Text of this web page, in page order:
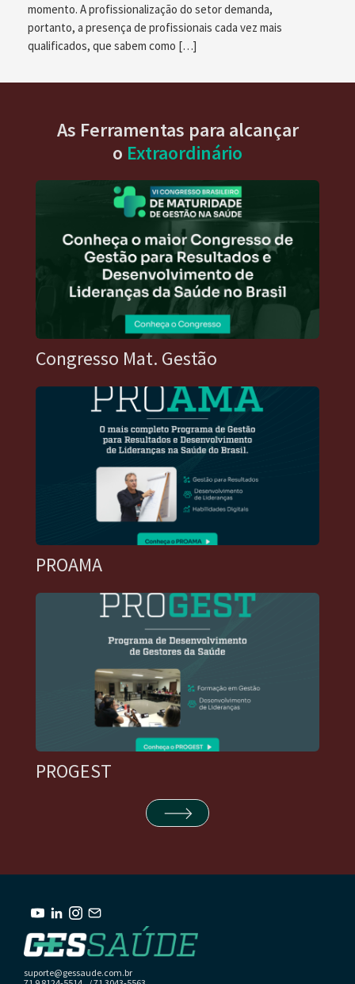
momento. A profissionalização do setor demanda,
portanto, a presença de profissionais cada vez mais
qualificados, que sabem como […]
As Ferramentas para alcançar
o Extraordinário
Congresso Mat. Gestão
PROAMA
PROGEST
suporte@gessaude.com.br